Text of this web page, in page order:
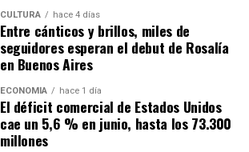
CULTURA hace 4 días
Entre cánticos y brillos, miles de
seguidores esperan el debut de Rosalía
en Buenos Aires
ECONOMÍA hace 1 día
El déficit comercial de Estados Unidos
cae un 5,6 % en junio, hasta los 73.300
millones